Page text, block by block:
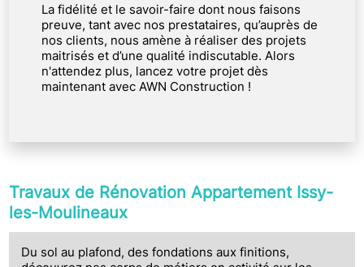
La fidélité et le savoir-faire dont nous faisons
preuve, tant avec nos prestataires, qu’auprès de
nos clients, nous amène à réaliser des projets
maitrisés et d’une qualité indiscutable. Alors
n'attendez plus, lancez votre projet dès
maintenant avec AWN Construction !
Travaux de Rénovation Appartement Issy-
les-Moulineaux
Du sol au plafond, des fondations aux finitions,